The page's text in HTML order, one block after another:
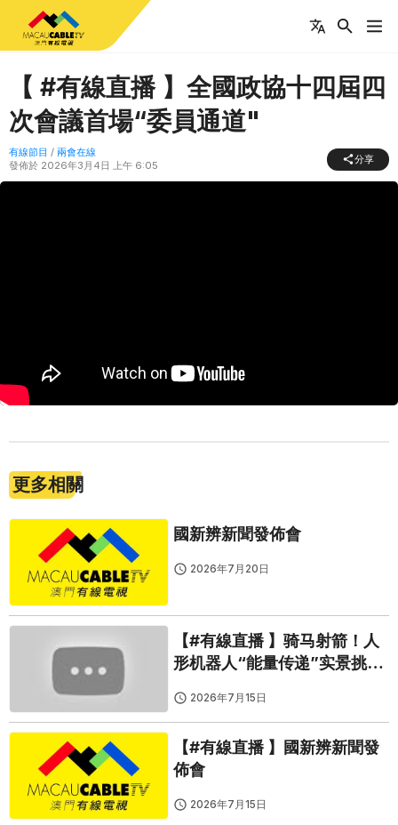
【 #有線直播 】全國政協十四屆四
次會議首場“委員通道"
有線節目 / 兩會在線
發佈於 2026年3月4日 上午 6:05
分享
更多相關
國新辨新聞發佈會
2026年7月20日
【#有線直播 】骑马射箭！人
形机器人“能量传递”实景挑战
2026年7月15日
【#有線直播 】國新辨新聞發
佈會
2026年7月15日